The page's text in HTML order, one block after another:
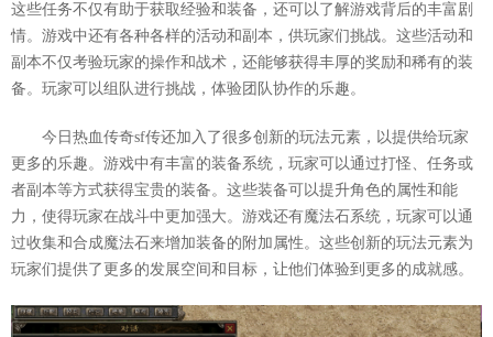
这些任务不仅有助于获取经验和装备，还可以了解游戏背后的丰富剧
情。游戏中还有各种各样的活动和副本，供玩家们挑战。这些活动和
副本不仅考验玩家的操作和战术，还能够获得丰厚的奖励和稀有的装
备。玩家可以组队进行挑战，体验团队协作的乐趣。
今日热血传奇sf传还加入了很多创新的玩法元素，以提供给玩家
更多的乐趣。游戏中有丰富的装备系统，玩家可以通过打怪、任务或
者副本等方式获得宝贵的装备。这些装备可以提升角色的属性和能
力，使得玩家在战斗中更加强大。游戏还有魔法石系统，玩家可以通
过收集和合成魔法石来增加装备的附加属性。这些创新的玩法元素为
玩家们提供了更多的发展空间和目标，让他们体验到更多的成就感。